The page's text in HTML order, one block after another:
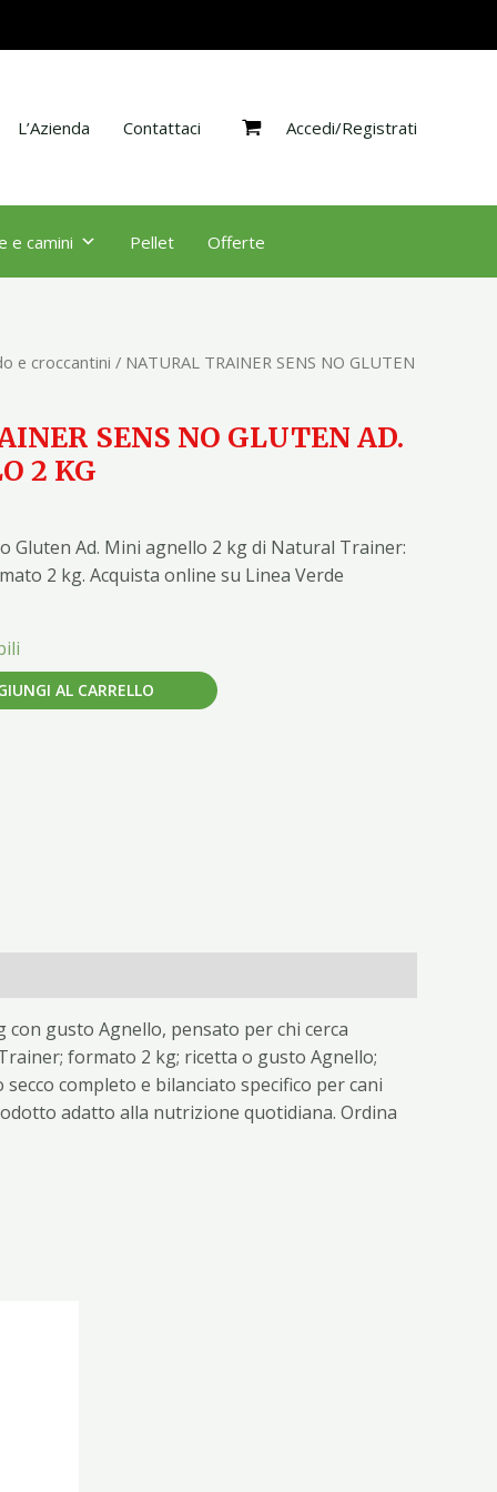
L’Azienda Contattaci Accedi/Registrati
e camini Pellet Offerte
e croccantini / NATURAL TRAINER SENS NO GLUTEN
SENS NO GLUTEN AD.
2 KG
Gluten Ad. Mini agnello 2 kg di Natural Trainer:
2 kg. Acquista online su Linea Verde
AL CARRELLO
gusto Agnello, pensato per chi cerca
formato 2 kg; ricetta o gusto Agnello;
completo e bilanciato specifico per cani
adatto alla nutrizione quotidiana. Ordina
GLUTEN
AGNELLO
quantità